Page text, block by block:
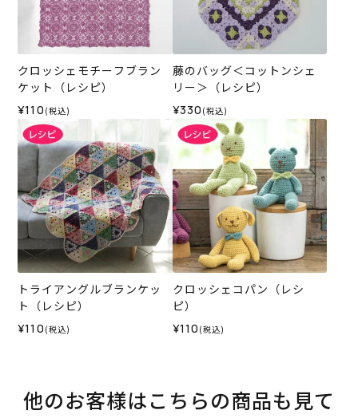
クロッシェモチーフブラン
ケット（レシピ）
¥110 (税込)
藤のバッグ＜コットンシェ
リー＞（レシピ）
¥330 (税込)
トライアングルブランケッ
ト（レシピ）
¥110 (税込)
クロッシェコパン（レシ
ピ）
¥110 (税込)
他のお客様はこちらの商品も見て